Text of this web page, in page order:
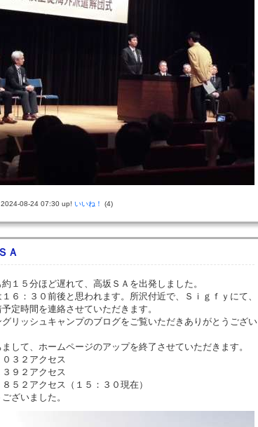
2024-08-24 07:30 up! いいね！ (4)
Ａ
１５分ほど遅れて、高坂ＳＡを出発しました。
６：３０前後と思われます。所沢付近で、Ｓｉｇｆｙにて、
定時間を連絡させていただきます。
グリッシュキャンプのブログをご覧いただきありがとうござい
して、ホームページのアップを終了させていただきます。
３２アクセス
９２アクセス
２アクセス（１５：３０現在）
ざいました。